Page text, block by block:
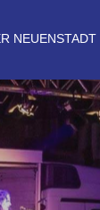
NEUENSTADT